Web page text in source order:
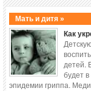
Мать и дитя »
Как
детей.
будет
эпидемии гриппа.